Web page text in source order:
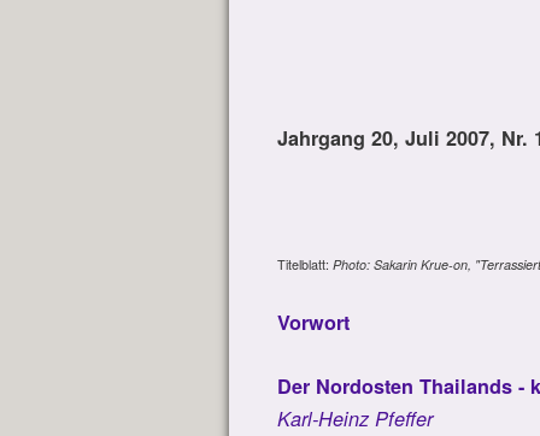
Jahrgang 20, Juli 2007, Nr.
Titelblatt: Photo: Sakarin Krue-on,
Vorwort
Der Nordosten Thailands -
Karl-Heinz Pfeffer